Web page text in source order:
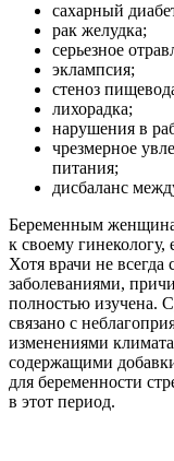
сахарный
рак желудка;
серьезное
эклампсия;
стеноз
лихорадка;
нарушения в
чрезмерное
питания;
дисбаланс
Беременным
к своему гинекологу,
Хотя врачи не
заболеваниями,
полностью изучена.
связано с
изменениями
содержащими
для беременности
в этот период.